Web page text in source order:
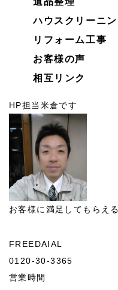
ハウスクリーニ
リフォーム工事
お客様の声
相互リンク
HP担当米倉です
お客様に満足してもらえ
FREEDAIAL
0120-30-3365
営業時間